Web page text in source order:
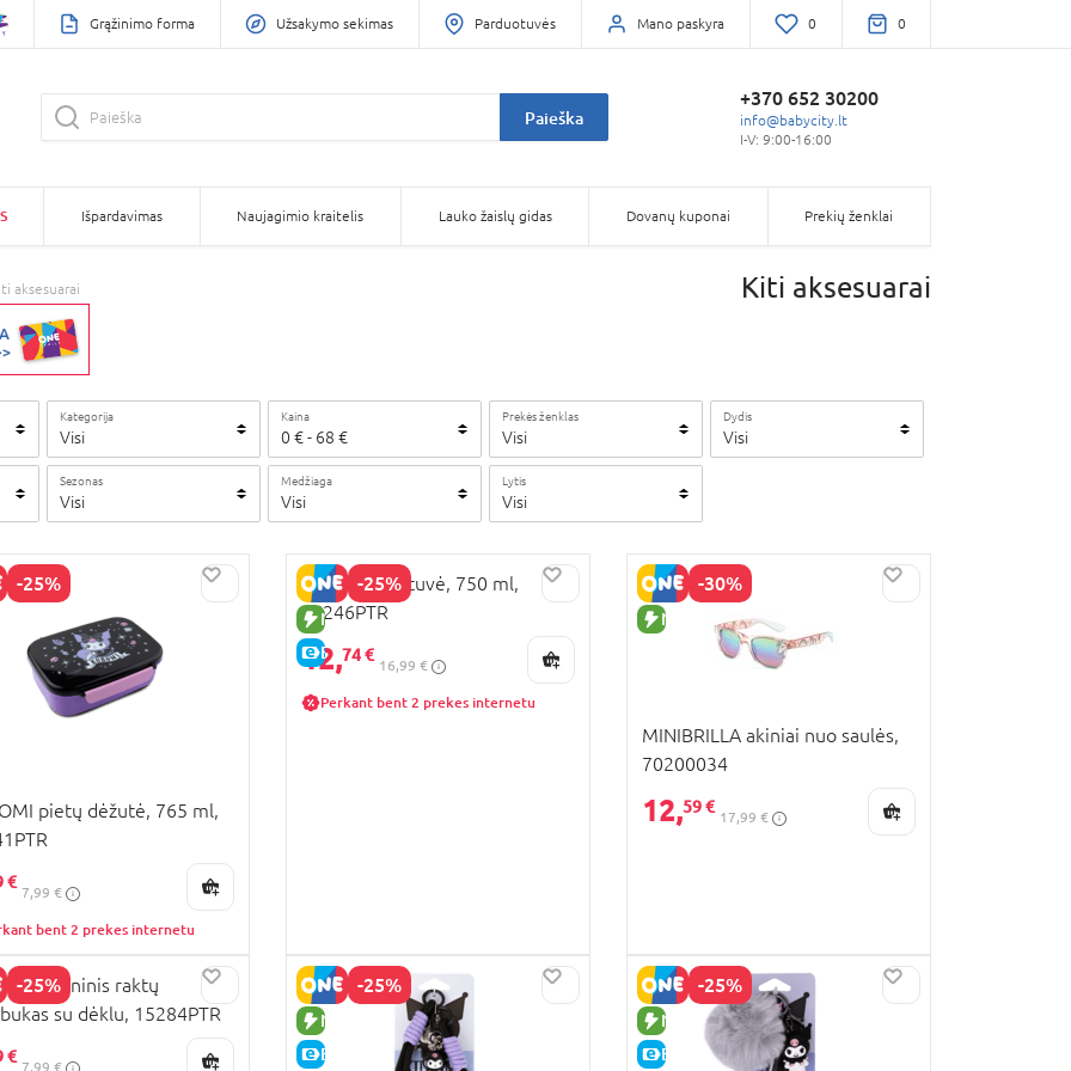
Grąžinimo forma Užsakymo sekimas Parduotuvės Mano paskyra 0 0
Paieška
+370 652 30200
info@babycity.lt
I-V: 9:00-16:00
Išpardavimas Naujagimio kraitelis Lauko žaislų gidas Dovanų kuponai Prekių ženklai
aksesuarai Kiti aksesuarai
Kategorija
Visi
Kaina
0 €- 68 €
Prekės ženklas
Visi
Dydis
Visi
Sezonas
Visi
Medžiaga
Visi
Lytis
Visi
-25%
PREKĖ
pietų dėžutė, 765 ml,
€
7,99 €
bent 2 prekes internetu
-25%
NAUJA PREKĖ
E-KAINA
KUROMI gertuvė, 750 ml,
15246PTR
12,74 €
16,99 €
Perkant bent 2 prekes internetu
-30%
NAUJA PREKĖ
MINIBRILLA akiniai nuo saulės,
70200034
12,59 €
17,99 €
-25%
PREKĖ
silikoninis raktų
su dėklu, 15284PTR
€
7,99 €
-25%
NAUJA PREKĖ
E-KAINA
-25%
NAUJA PREKĖ
E-KAINA